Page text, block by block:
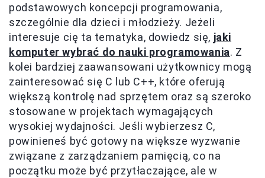
podstawowych koncepcji programowania,
szczególnie dla dzieci i młodzieży. Jeżeli
interesuje cię ta tematyka, dowiedz się, jaki
komputer wybrać do nauki programowania. Z
kolei bardziej zaawansowani użytkownicy mogą
zainteresować się C lub C++, które oferują
większą kontrolę nad sprzętem oraz są szeroko
stosowane w projektach wymagających
wysokiej wydajności. Jeśli wybierzesz C,
powinieneś być gotowy na większe wyzwanie
związane z zarządzaniem pamięcią, co na
początku może być przytłaczające, ale w